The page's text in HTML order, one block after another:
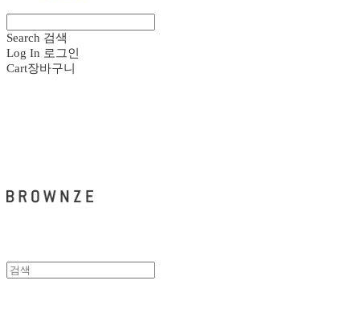
Search 검색
Log In 로그인
Cart장바구니